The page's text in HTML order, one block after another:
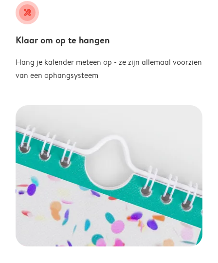
tools
Klaar om op te hangen
Hang je kalender meteen op - ze zijn allemaal voorzien
van een ophangsysteem